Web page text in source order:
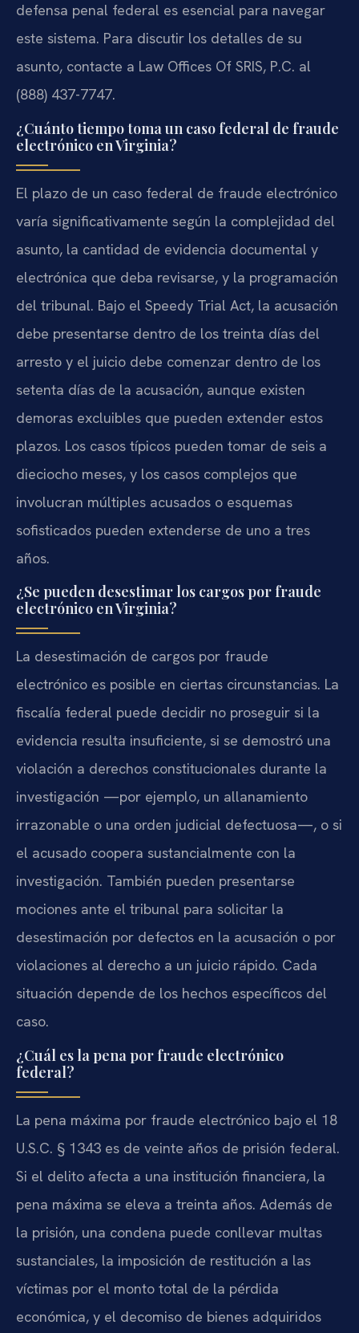
defensa penal federal es esencial para navegar
este sistema. Para discutir los detalles de su
asunto, contacte a Law Offices Of SRIS, P.C. al
(888) 437-7747.
¿Cuánto tiempo toma un caso federal de fraude
electrónico en Virginia?
El plazo de un caso federal de fraude electrónico
varía significativamente según la complejidad del
asunto, la cantidad de evidencia documental y
electrónica que deba revisarse, y la programación
del tribunal. Bajo el Speedy Trial Act, la acusación
debe presentarse dentro de los treinta días del
arresto y el juicio debe comenzar dentro de los
setenta días de la acusación, aunque existen
demoras excluibles que pueden extender estos
plazos. Los casos típicos pueden tomar de seis a
dieciocho meses, y los casos complejos que
involucran múltiples acusados o esquemas
sofisticados pueden extenderse de uno a tres
años.
¿Se pueden desestimar los cargos por fraude
electrónico en Virginia?
La desestimación de cargos por fraude
electrónico es posible en ciertas circunstancias. La
fiscalía federal puede decidir no proseguir si la
evidencia resulta insuficiente, si se demostró una
violación a derechos constitucionales durante la
investigación —por ejemplo, un allanamiento
irrazonable o una orden judicial defectuosa—, o si
el acusado coopera sustancialmente con la
investigación. También pueden presentarse
mociones ante el tribunal para solicitar la
desestimación por defectos en la acusación o por
violaciones al derecho a un juicio rápido. Cada
situación depende de los hechos específicos del
caso.
¿Cuál es la pena por fraude electrónico
federal?
La pena máxima por fraude electrónico bajo el 18
U.S.C. § 1343 es de veinte años de prisión federal.
Si el delito afecta a una institución financiera, la
pena máxima se eleva a treinta años. Además de
la prisión, una condena puede conllevar multas
sustanciales, la imposición de restitución a las
víctimas por el monto total de la pérdida
económica, y el decomiso de bienes adquiridos